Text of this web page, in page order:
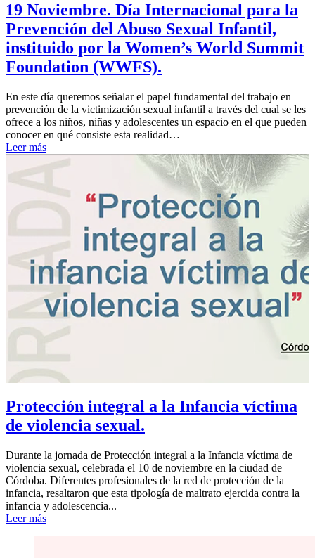
19 Noviembre. Día Internacional para la
Prevención del Abuso Sexual Infantil,
instituido por la Women’s World Summit
Foundation (WWFS).
En este día queremos señalar el papel fundamental del trabajo en
prevención de la victimización sexual infantil a través del cual se les
ofrece a los niños, niñas y adolescentes un espacio en el que pueden
conocer en qué consiste esta realidad…
Leer más
Protección integral a la Infancia víctima
de violencia sexual.
Durante la jornada de Protección integral a la Infancia víctima de
violencia sexual, celebrada el 10 de noviembre en la ciudad de
Córdoba. Diferentes profesionales de la red de protección de la
infancia, resaltaron que esta tipología de maltrato ejercida contra la
infancia y adolescencia...
Leer más